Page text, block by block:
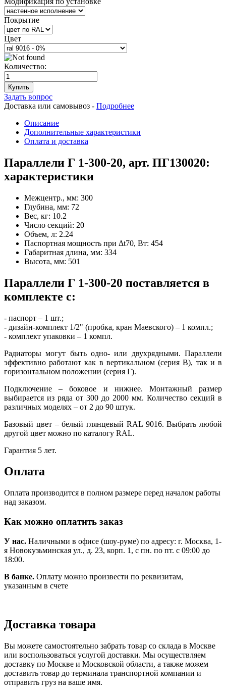
Покрытие
Цвет
Количество:
Купить
Задать вопрос
Доставка или самовывоз - Подробнее
Описание
Дополнительные характеристики
Оплата и доставка
Параллели Г 1-300-20, арт. ПГ130020:
характеристики
Межцентр., мм: 300
Глубина, мм: 72
Вес, кг: 10.2
Число секций: 20
Объем, л: 2.24
Паспортная мощность при Δt70, Вт: 454
Габаритная длина, мм: 334
Высота, мм: 501
Параллели Г 1-300-20 поставляется в
комплекте с:
- паспорт – 1 шт.;
- дизайн-комплект 1/2" (пробка, кран Маевского) – 1 компл.;
- комплект упаковки – 1 компл.
Радиаторы могут быть одно- или двухрядными. Параллели
эффективно работают как в вертикальном (серия В), так и в
горизонтальном положении (серия Г).
Подключение – боковое и нижнее. Монтажный размер
выбирается из ряда от 300 до 2000 мм. Количество секций в
различных моделях – от 2 до 90 штук.
Базовый цвет – белый глянцевый RAL 9016. Выбрать любой
другой цвет можно по каталогу RAL.
Гарантия 5 лет.
Оплата
Оплата производится в полном размере перед началом работы
над заказом.
Как можно оплатить заказ
У нас. Наличными в офисе (шоу-руме) по адресу: г. Москва, 1-
я Новокузьминская ул., д. 23, корп. 1, с пн. по пт. с 09:00 до
18:00.
В банке. Оплату можно произвести по реквизитам,
указанным в счете
Доставка товара
Вы можете самостоятельно забрать товар со склада в Москве
или воспользоваться услугой доставки. Мы осуществляем
доставку по Москве и Московской области, а также можем
доставить товар до терминала транспортной компании и
отправить груз на ваше имя.